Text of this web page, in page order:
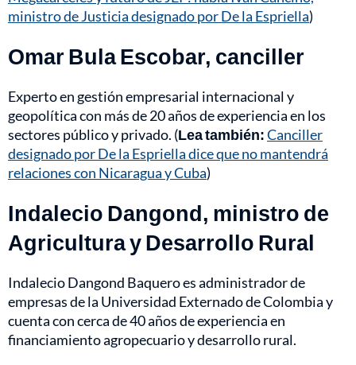
ministro de Justicia designado por De la Espriella)
Omar Bula Escobar, canciller
Experto en gestión empresarial internacional y
geopolítica con más de 20 años de experiencia en los
sectores público y privado. (Lea también:Canciller
designado por De la Espriella dice que no mantendrá
relaciones con Nicaragua y Cuba)
Indalecio Dangond, ministro de
Agricultura y Desarrollo Rural
Indalecio Dangond Baquero es administrador de
empresas de la Universidad Externado de Colombia y
cuenta con cerca de 40 años de experiencia en
financiamiento agropecuario y desarrollo rural.